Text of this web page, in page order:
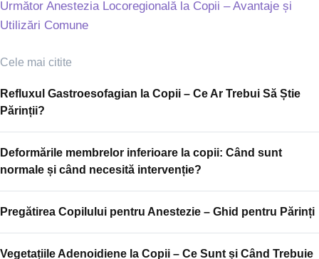
Următor Anestezia Locoregională la Copii – Avantaje și
Utilizări Comune
Cele mai citite
Refluxul Gastroesofagian la Copii – Ce Ar Trebui Să Știe
Părinții?
Deformările membrelor inferioare la copii: Când sunt
normale și când necesită intervenție?
Pregătirea Copilului pentru Anestezie – Ghid pentru Părinți
Vegetațiile Adenoidiene la Copii – Ce Sunt și Când Trebuie